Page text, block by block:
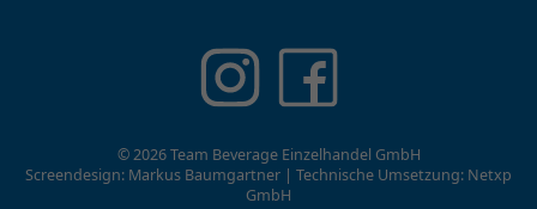
© 2026 Team Beverage Einzelhandel GmbH
Screendesign: Markus Baumgartner | Technische Umsetzung: Netxp
GmbH